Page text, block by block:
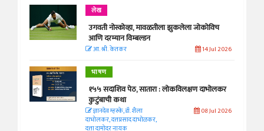
लेख
उगवती नोस्कोव्हा, मावळतीला झुकलेला जोकोविच
आणि दरम्यान विम्बल्डन
आ. श्री. केतकर 14 Jul 2026
भाषण
१५५ सदाशिव पेठ, सातारा : लोकविलक्षण दाभोलकर
कुटुंबाची कथा
ज्ञानदेव म्हस्के, डॉ. शैला
दाभोलकर, दत्तप्रसाद दाभोळकर,
दत्ता दामोदर नायक
08 Jul 2026